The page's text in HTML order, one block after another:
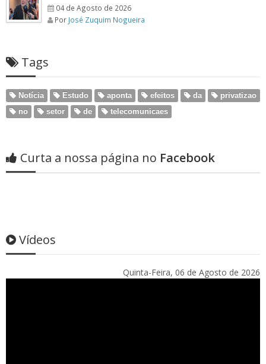
04 de Agosto de 2026
Por José Zuquim Nogueira
Tags
Notícia Estudo aponta efeitos da
privatizao
no
setor de telecomunicaes
Curta a nossa página no Facebook
Vídeos
Quinta-Feira, 06 de Agosto de 2026